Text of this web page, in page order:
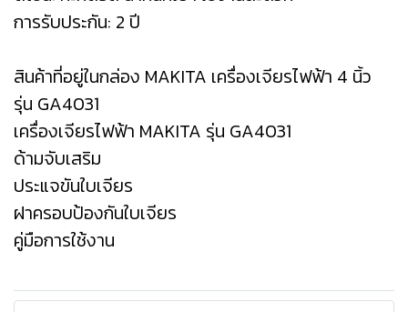
การรับประกัน: 2 ปี
สินค้าที่อยู่ในกล่อง MAKITA เครื่องเจียรไฟฟ้า 4 นิ้ว
รุ่น GA4031
เครื่องเจียรไฟฟ้า MAKITA รุ่น GA4031
ด้ามจับเสริม
ประแจขันใบเจียร
ฝาครอบป้องกันใบเจียร
คู่มือการใช้งาน